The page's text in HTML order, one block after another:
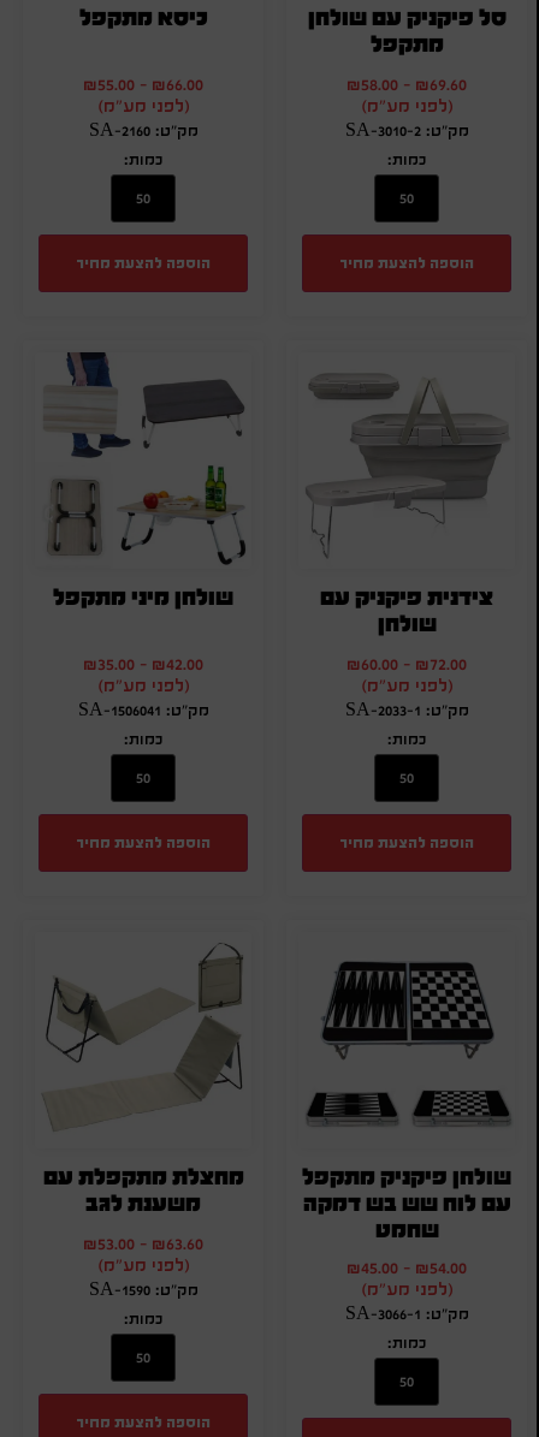
סל פיקניק עם שולחן
מתקפל
₪69.60
-
₪58.00
(לפני מע"מ)
מק"ט: SA-3010-2
כמות:
הוספה להצעת מחיר
כיסא מתקפל
₪66.00
-
₪55.00
(לפני מע"מ)
מק"ט: SA-2160
כמות:
הוספה להצעת מחיר
צידנית פיקניק עם
שולחן
₪72.00
-
₪60.00
(לפני מע"מ)
מק"ט: SA-2033-1
כמות:
הוספה להצעת מחיר
שולחן מיני מתקפל
₪42.00
-
₪35.00
(לפני מע"מ)
מק"ט: SA-1506041
כמות:
הוספה להצעת מחיר
שולחן פיקניק מתקפל
עם לוח שש בש דמקה
שחמט
₪54.00
-
₪45.00
(לפני מע"מ)
מק"ט: SA-3066-1
כמות:
מחצלת מתקפלת עם
משענת לגב
₪63.60
-
₪53.00
(לפני מע"מ)
מק"ט: SA-1590
כמות:
הוספה להצעת מחיר